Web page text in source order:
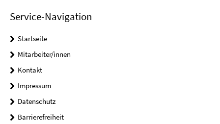
Service-Navigation
Startseite
Mitarbeiter/innen
Kontakt
Impressum
Datenschutz
Barrierefreiheit